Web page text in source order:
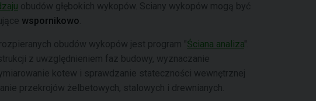
obudów głębokich wykopów. Sciany wykopów mogą być
wspornikowo
obudów wykopów jest program "Ściana analiza".
z uwzględnieniem faz budowy, wyznaczanie
kotew i sprawdzanie stateczności wewnętrznej
przekrojów żelbetowych, stalowych i drewnianych.